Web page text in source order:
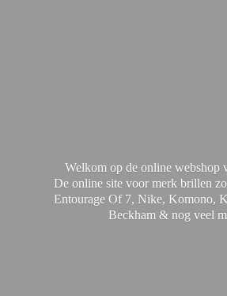
Welkom op de online webshop
De online site voor merk brillen
Entourage Of 7, Nike, Komono,
Beckham & nog veel